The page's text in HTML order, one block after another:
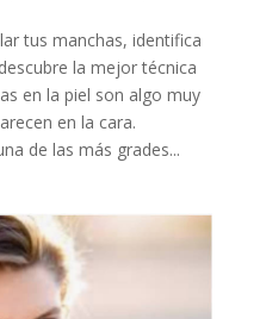
tus manchas, identifica
la mejor técnica
en la piel son algo muy
en la cara.
de las más grades...